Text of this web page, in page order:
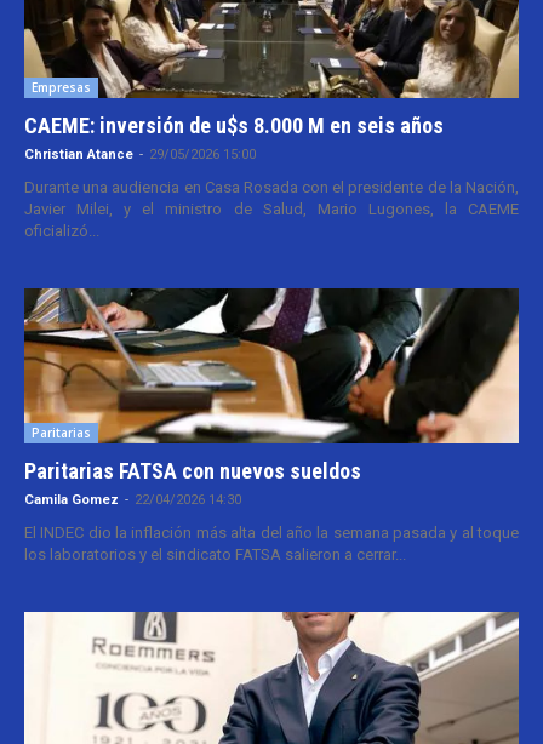
Empresas
CAEME: inversión de u$s 8.000 M en seis años
Christian Atance - 29/05/2026 15:00
Durante una audiencia en Casa Rosada con el presidente de la Nación,
Javier Milei, y el ministro de Salud, Mario Lugones, la CAEME
oficializó...
Paritarias
Paritarias FATSA con nuevos sueldos
Camila Gomez - 22/04/2026 14:30
El INDEC dio la inflación más alta del año la semana pasada y al toque
los laboratorios y el sindicato FATSA salieron a cerrar...